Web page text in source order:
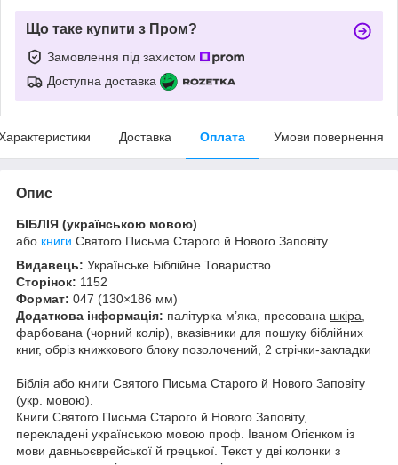
Що таке купити з Пром?
Замовлення під захистом
Доступна доставка
Доставка Оплата Умови повернення
Опис
БІБЛІЯ (українською мовою)
або книги Святого Письма Старого й Нового Заповіту
Видавець: Українське Біблійне Товариство
Сторінок: 1152
Формат: 047 (130×186 мм)
Додаткова інформація: палітурка м’яка, пресована шкіра,
фарбована (чорний колір), вказівники для пошуку біблійних
книг, обріз книжкового блоку позолочений, 2 стрічки-закладки
Біблія або книги Святого Письма Старого й Нового Заповіту
(укр. мовою).
Книги Святого Письма Старого й Нового Заповіту,
перекладені українською мовою проф. Іваном Огієнком із
мови давньоєврейської й грецької. Текст у дві колонки з